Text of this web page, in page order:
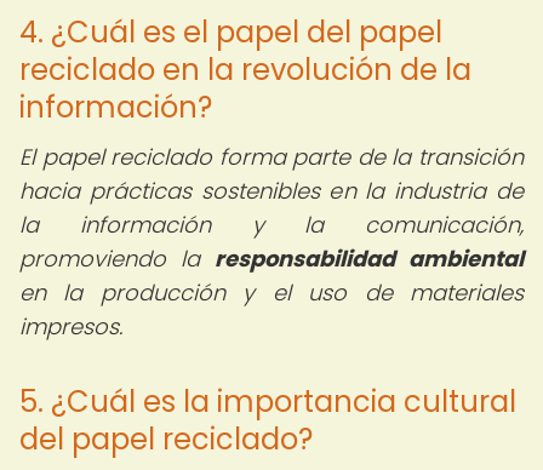
4. ¿Cuál es el papel del papel
reciclado en la revolución de la
información?
El papel reciclado forma parte de la transición
hacia prácticas sostenibles en la industria de
la información y la comunicación,
promoviendo la responsabilidad ambiental
en la producción y el uso de materiales
impresos.
5. ¿Cuál es la importancia cultural
del papel reciclado?